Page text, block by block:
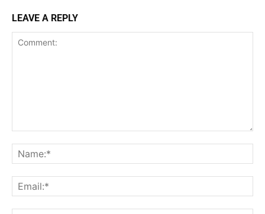
LEAVE A REPLY